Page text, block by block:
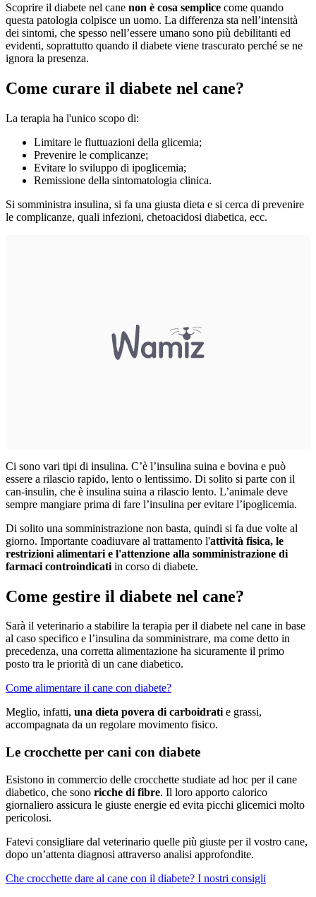
Scoprire il diabete nel cane non è cosa semplice come quando
questa patologia colpisce un uomo. La differenza sta nell’intensità
dei sintomi, che spesso nell’essere umano sono più debilitanti ed
evidenti, soprattutto quando il diabete viene trascurato perché se ne
ignora la presenza.
Come curare il diabete nel cane?
La terapia ha l'unico scopo di:
Limitare le fluttuazioni della glicemia;
Prevenire le complicanze;
Evitare lo sviluppo di ipoglicemia;
Remissione della sintomatologia clinica.
Si somministra insulina, si fa una giusta dieta e si cerca di prevenire
le complicanze, quali infezioni, chetoacidosi diabetica, ecc.
Ci sono vari tipi di insulina. C’è l’insulina suina e bovina e può
essere a rilascio rapido, lento o lentissimo. Di solito si parte con il
can-insulin, che è insulina suina a rilascio lento. L’animale deve
sempre mangiare prima di fare l’insulina per evitare l’ipoglicemia.
Di solito una somministrazione non basta, quindi si fa due volte al
giorno. Importante coadiuvare al trattamento l'attività fisica, le
restrizioni alimentari e l'attenzione alla somministrazione di
farmaci controindicati in corso di diabete.
Come gestire il diabete nel cane?
Sarà il veterinario a stabilire la terapia per il diabete nel cane in base
al caso specifico e l’insulina da somministrare, ma come detto in
precedenza, una corretta alimentazione ha sicuramente il primo
posto tra le priorità di un cane diabetico.
Come alimentare il cane con diabete?
Meglio, infatti, una dieta povera di carboidratie grassi,
accompagnata da un regolare movimento fisico.
Le crocchette per cani con diabete
Esistono in commercio delle crocchette studiate ad hoc per il cane
diabetico, che sono ricche di fibre. Il loro apporto calorico
giornaliero assicura le giuste energie ed evita picchi glicemici molto
pericolosi.
Fatevi consigliare dal veterinario quelle più giuste per il vostro cane,
dopo un’attenta diagnosi attraverso analisi approfondite.
Che crocchette dare al cane con il diabete? I nostri consigli